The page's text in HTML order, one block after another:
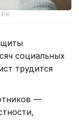
РК
социальных
трудится
—